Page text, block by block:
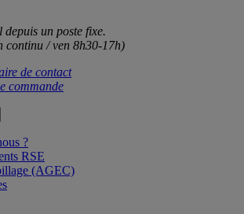
un poste fixe.
continu / ven 8h30-17h)
de contact
commande
?
RSE
(AGEC)